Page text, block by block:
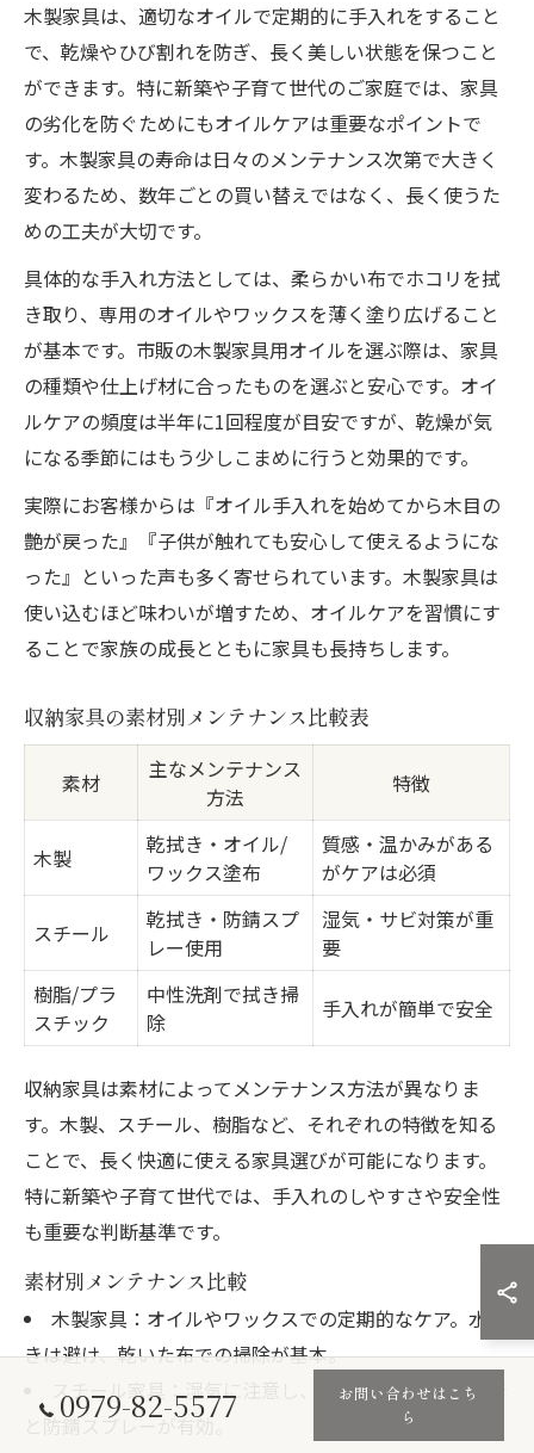
木製家具は、適切なオイルで定期的に手入れをすること
で、乾燥やひび割れを防ぎ、長く美しい状態を保つこと
ができます。特に新築や子育て世代のご家庭では、家具
の劣化を防ぐためにもオイルケアは重要なポイントで
す。木製家具の寿命は日々のメンテナンス次第で大きく
変わるため、数年ごとの買い替えではなく、長く使うた
めの工夫が大切です。
具体的な手入れ方法としては、柔らかい布でホコリを拭
き取り、専用のオイルやワックスを薄く塗り広げること
が基本です。市販の木製家具用オイルを選ぶ際は、家具
の種類や仕上げ材に合ったものを選ぶと安心です。オイ
ルケアの頻度は半年に1回程度が目安ですが、乾燥が気
になる季節にはもう少しこまめに行うと効果的です。
実際にお客様からは『オイル手入れを始めてから木目の
艶が戻った』『子供が触れても安心して使えるようにな
った』といった声も多く寄せられています。木製家具は
使い込むほど味わいが増すため、オイルケアを習慣にす
ることで家族の成長とともに家具も長持ちします。
収納家具の素材別メンテナンス比較表
素材
主なメンテナンス
方法
特徴
木製
乾拭き・オイル/
ワックス塗布
質感・温かみがある
がケアは必須
スチール
乾拭き・防錆スプ
レー使用
湿気・サビ対策が重
要
樹脂/プラ
スチック
中性洗剤で拭き掃
除
手入れが簡単で安全
収納家具は素材によってメンテナンス方法が異なりま
す。木製、スチール、樹脂など、それぞれの特徴を知る
ことで、長く快適に使える家具選びが可能になります。
特に新築や子育て世代では、手入れのしやすさや安全性
も重要な判断基準です。
素材別メンテナンス比較
木製家具：オイルやワックスでの定期的なケア。水拭
きは避け、乾いた布での掃除が基本。
スチール家具：湿気に注意し、サビ防止のため乾拭き
と防錆スプレーが有効。
0979-82-5577
お問い合わせはこち
ら